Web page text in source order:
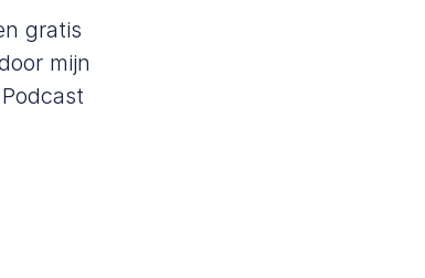
gratis
mijn